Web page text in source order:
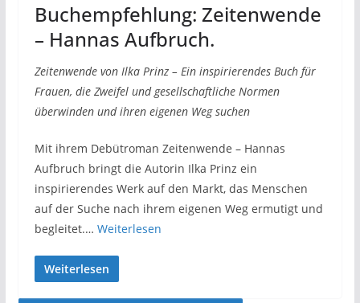
Buchempfehlung: Zeitenwende
– Hannas Aufbruch.
Zeitenwende von Ilka Prinz – Ein inspirierendes Buch für
Frauen, die Zweifel und gesellschaftliche Normen
überwinden und ihren eigenen Weg suchen
Mit ihrem Debütroman Zeitenwende – Hannas
Aufbruch bringt die Autorin Ilka Prinz ein
inspirierendes Werk auf den Markt, das Menschen
auf der Suche nach ihrem eigenen Weg ermutigt und
begleitet.… Weiterlesen
Weiterlesen